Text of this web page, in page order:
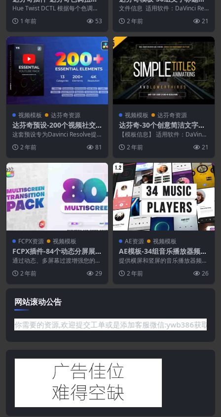
弯曲DCTL电影胶片模拟单节
点调色预设
Hue Twist DCTL 根据每个色调的
与较亮...
1 年前 53
表动画
文件信息 适用软件：DaVinci Res
2 年前 21
视频模板 达芬奇资源
达芬奇预设-200个视频社交
自媒体宣传介绍展示动画预设
这套预设专为Davinci Resolve提
文字标...
2 年前 81
视频模板 达芬奇资源
达芬奇-30个创意简洁文字标
题动画 Gold Simple Titles 4
K
【模板信息】 适用软件：DaVinci
2 年前 21
FCPX资源 视频模板
FCPX插件-84个动态分屏展示
转场过渡效果预设
通过动态、多屏幕过渡增强您的内
参与度而设计。具有超...
2 年前 29
AE资源 视频模板
AE模板-34组音乐播放器频谱
可视化图形动画
提供横屏和竖屏的音乐播放器频谱
CC 2018或...
2 年前 26
网站滚动公告
网站没有你需要的资源,欢迎提交工单或是添加客服微信